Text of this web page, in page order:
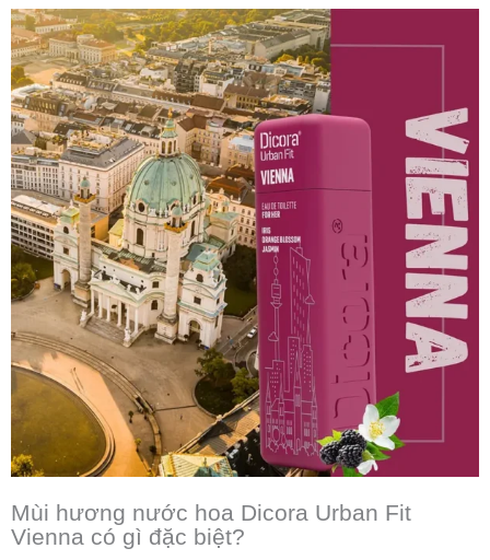
Mùi hương nước hoa Dicora Urban Fit
Vienna có gì đặc biệt?